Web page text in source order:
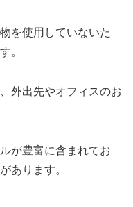
を使用していないた
。
外出先やオフィスのお
が豊富に含まれてお
あります。